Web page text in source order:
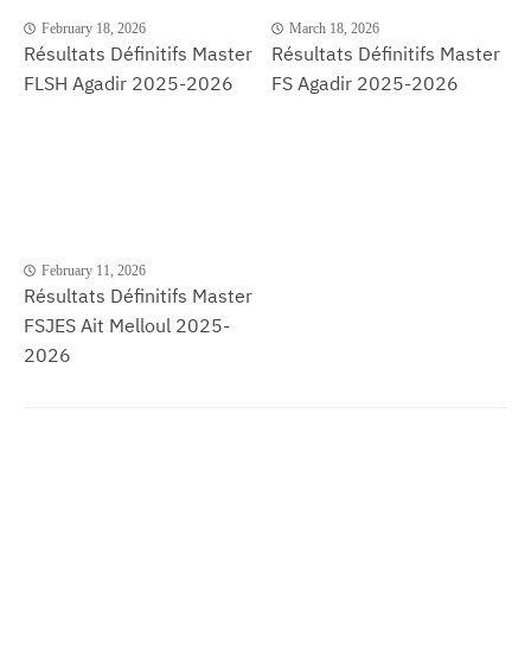
February 18, 2026
Résultats Définitifs Master
FLSH Agadir 2025-2026
March 18, 2026
Résultats Définitifs Master
FS Agadir 2025-2026
February 11, 2026
Résultats Définitifs Master
FSJES Ait Melloul 2025-
2026